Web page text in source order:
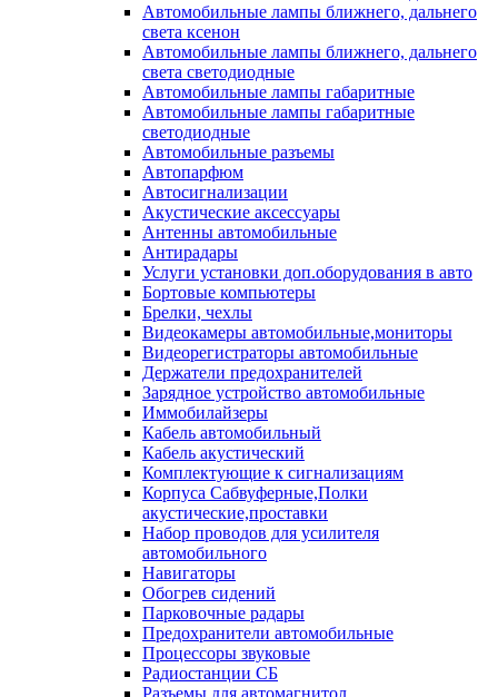
Автомобильные лампы ближнего, дальнего
света ксенон
Автомобильные лампы ближнего, дальнего
света светодиодные
Автомобильные лампы габаритные
Автомобильные лампы габаритные
светодиодные
Автомобильные разъемы
Автопарфюм
Автосигнализации
Акустические аксессуары
Антенны автомобильные
Антирадары
Услуги установки доп.оборудования в авто
Бортовые компьютеры
Брелки, чехлы
Видеокамеры автомобильные,мониторы
Видеорегистраторы автомобильные
Держатели предохранителей
Зарядное устройство автомобильные
Иммобилайзеры
Кабель автомобильный
Кабель акустический
Комплектующие к сигнализациям
Корпуса Сабвуферные,Полки
акустические,проставки
Набор проводов для усилителя
автомобильного
Навигаторы
Обогрев сидений
Парковочные радары
Предохранители автомобильные
Процессоры звуковые
Радиостанции СБ
Разъемы для автомагнитол